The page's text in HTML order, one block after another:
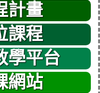
計畫
課程
學平台
網站